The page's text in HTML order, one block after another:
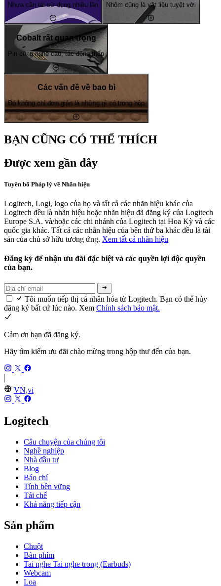
Nhựa cần tái sử dụng nhiều lần Nhôm cũng là vật liệu tuyệt vời
Cobalt rất quan trọng
Pin công nghệ cao, tác động thấp
Các vấn đề về bao bì
Đó không chỉ đơn giản là những gì có trong hộp
BẠN CŨNG CÓ THỂ THÍCH
Được xem gần đây
Tuyên bố Pháp lý về Nhãn hiệu
Logitech, Logi, logo của họ và tất cả các nhãn hiệu khác của
Logitech đều là nhãn hiệu hoặc nhãn hiệu đã đăng ký của Logitech
Europe S.A. và/hoặc các chi nhánh của Logitech tại Hoa Kỳ và các
quốc gia khác. Tất cả các nhãn hiệu của bên thứ ba khác đều là tài
sản của chủ sở hữu tương ứng. Xem tất cả nhãn hiệu
Đăng ký để nhận ưu đãi đặc biệt và các quyền lợi độc quyền
của bạn.
Tôi muốn tiếp thị cá nhân hóa từ Logitech. Bạn có thể hủy
đăng ký bất cứ lúc nào. Xem Chính sách bảo mật.
Cảm ơn bạn đã đăng ký.
Hãy tìm kiếm ưu đãi chào mừng trong hộp thư đến của bạn.
VN,vi
Logitech
Câu chuyện của chúng tôi
Nghề nghiệp
Nhà đầu tư
Blog
Báo chí
Tính bền vững
Tái chế
Khả năng tiếp cận
Sản phẩm
Chuột
Bàn phím
Tai nghe Tai nghe trong (Earbuds)
Webcam
Loa